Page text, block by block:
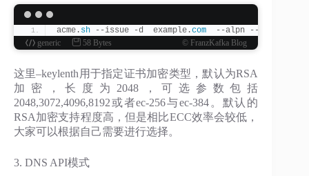
acme. sh --issue -d  example.com
--alpn --keylength
generic
58 Bytes © FranzKafka Blog
这里–keylenth用于指定证书加密类型，默认为RSA
加密，长度为2048，可选参数包括
2048,3072,4096,8192或者ec-256与ec-384。默认的
RSA加密支持程度高，但是相比ECC效率会较低，
大家可以根据自己需要进行选择。
3. DNS API模式